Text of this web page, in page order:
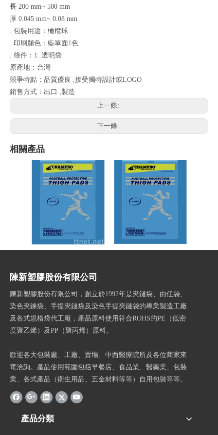
長 200 mm~ 500 mm
厚 0.045 mm~ 0.08 mm
. 包裝用途：橄欖球
. 印刷顏色：藍單面1色
. 條件：1. 透明袋
原產地：台灣
競爭特點：品質優良 ,接受獨特設計或LOGO
銷售方式：出口 ,製造
上一條:
下一條:
相關產品
(PE夾鍊袋)夾鍊袋 足球裝袋
陳新塑膠股份有限公司
陳新塑膠股份有限公司，創立於1992年是夾鏈袋、由任袋、
染色夾鍊袋、手提夾鏈袋及染色手提夾鏈袋的專業製造工廠
及各式規格袋代工廠，產品原料使用符合ROHS的PE（低密
度聚乙烯）及PP（聚丙烯）原料。
歡迎各大包裝廠、工廠、賣場、中西醫療院所及各位商家來
電洽詢。產品使用範圍包括早餐店、食品業、醫藥業、包裝
業、各式產品（衛生用品、五金材料等等）自用包裝等等。
產品分類